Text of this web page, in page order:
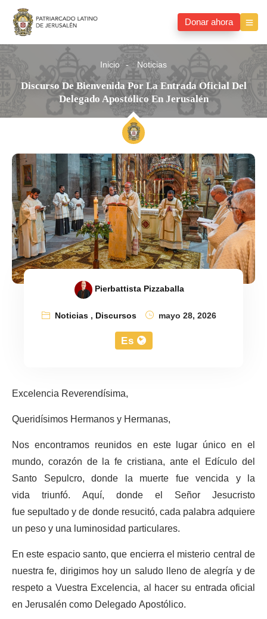
Donar ahora
Inicio Noticias
Discurso De Bienvenida Por La Entrada Oficial Del
Delegado Apostólico En Jerusalén
Pierbattista Pizzaballa
Noticias, Discursos mayo 28, 2026
Es
Excelencia Reverendísima,
Queridísimos Hermanos y Hermanas,
Nos encontramos reunidos en este lugar único en el
mundo, corazón de la fe cristiana, ante el Edículo del
Santo Sepulcro, donde la muerte fue vencida y la
vida triunfó. Aquí, donde el Señor Jesucristo
fue sepultado y de donde resucitó, cada palabra adquiere
un peso y una luminosidad particulares.
En este espacio santo, que encierra el misterio central de
nuestra fe, dirigimos hoy un saludo lleno de alegría y de
respeto a Vuestra Excelencia, al hacer su entrada oficial
en Jerusalén como Delegado Apostólico.